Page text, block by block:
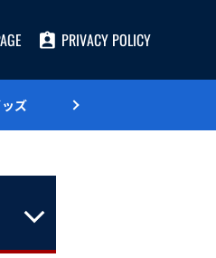
PRIVACY POLICY
ズ